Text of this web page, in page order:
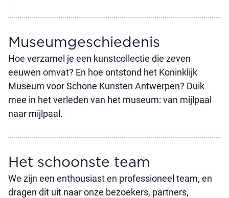
Museum­geschiedenis
Hoe verzamel je een kunstcollectie die zeven
eeuwen omvat? En hoe ontstond het Koninklijk
Museum voor Schone Kunsten Antwerpen? Duik
mee in het verleden van het museum: van mijlpaal
naar mijlpaal.
Het schoonste team
We zijn een enthousiast en professioneel team, en
dragen dit uit naar onze bezoekers, partners,